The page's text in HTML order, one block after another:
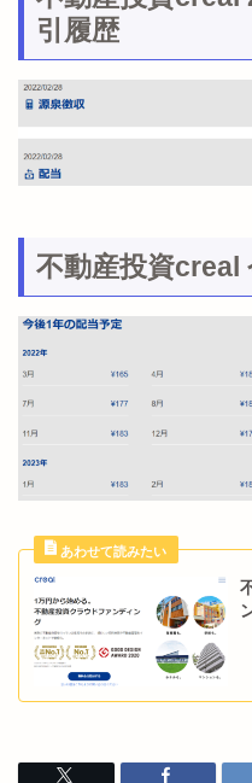
引履歴
不動産投資creal